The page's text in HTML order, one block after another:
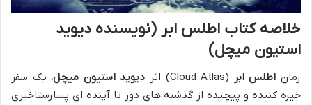
خلاصه کتاب اطلس ابر (نویسنده دیوید
استیون میچل)
رمان اطلس ابر (Cloud Atlas) اثر دیوید استیون میچل، یک سفر
خیره کننده و پیچیده از گذشته های دور تا آینده ای پسارستاخیزی